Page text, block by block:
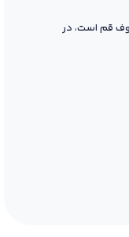
قم است، در